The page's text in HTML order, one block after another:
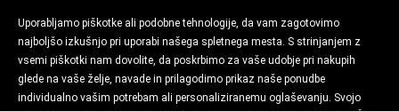
Uporabljamo piškotke ali podobne tehnologije, da vam zagotovimo
najboljšo izkušnjo pri uporabi našega spletnega mesta. S strinjanjem z
vsemi piškotki nam dovolite, da poskrbimo za vaše udobje pri nakupih
glede na vaše želje, navade in prilagodimo prikaz naše ponudbe
individualno vašim potrebam ali personaliziranemu oglaševanju. Svojo